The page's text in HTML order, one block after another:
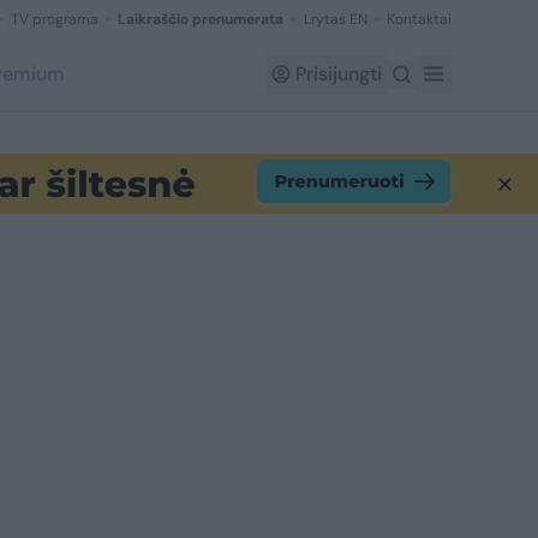
TV programa Laikraščio prenumerata Lrytas EN Kontaktai
Prisijungti